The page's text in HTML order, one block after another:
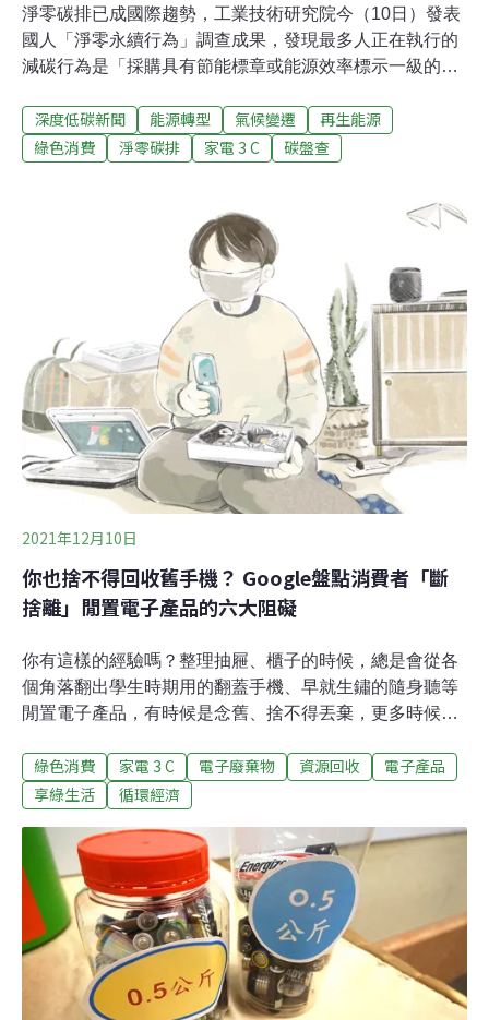
淨零碳排已成國際趨勢，工業技術研究院今（10日）發表
國人「淨零永續行為」調查成果，發現最多人正在執行的
減碳行為是「採購具有節能標章或能源效率標示一級的產
18歲到24歲的年輕族群，目前執行減碳行為的比率、及未
來落實的意願均偏低，工研院呼籲政府加強相關教育宣
2050淨零碳排，但整體社會能否因應、如何成功轉型成為
當前討論重點，工研院今天舉辦「2022年台灣製造業景氣
展望暨淨零永續焦點議題發表」，會中發表台灣淨零永續
行為調查[1]，分析國人的減碳行為意願。工研院能源策略
長林志勳表示，民眾日常生活的行為改變，是啟動淨零轉
型的關鍵，為了達成政府與產業淨零轉型目標，必須先瞭
解國人在淨零永續的認知與實際行為。工研院擬出了涵蓋
食、衣、住、行、育樂、用品等生活
深度低碳新聞 能源轉型 氣候變遷
再生能源
綠色消費
淨零碳排 家電 3 C 碳盤查
2021年12月10日
你也捨不得回收舊手機？ Google盤點消費者「斷
捨離」閒置電子產品的六大阻礙
你有這樣的經驗嗎？整理抽屜、櫃子的時候，總是會從各
個角落翻出學生時期用的翻蓋手機、早就生鏽的隨身聽等
閒置電子產品，有時候是念舊、捨不得丟棄，更多時候是
點消費者不願回收電子產品的六大阻礙。生活中的垃圾我
們大都能瀟灑回收或丟棄——喝完的飲料罐沖洗後回收、
很難「斷捨離」，一來要煩惱如何備份資料，一來又捨不
得丟掉這些產品承載的生活記憶。聯合國報告顯示，2019
年全球電子垃圾量創新高，達5360萬公噸，然而當年全球
只有17.4%的廢棄電子產品被妥善回收。隨著3C電子產品
的消費率增加、產品生命週期變短，有越來越多的電子產
品被長期閒置在家中角落。
綠色消費 家電 3 C 電子廢棄物 資源回收
電子產品
享綠生活
循環經濟